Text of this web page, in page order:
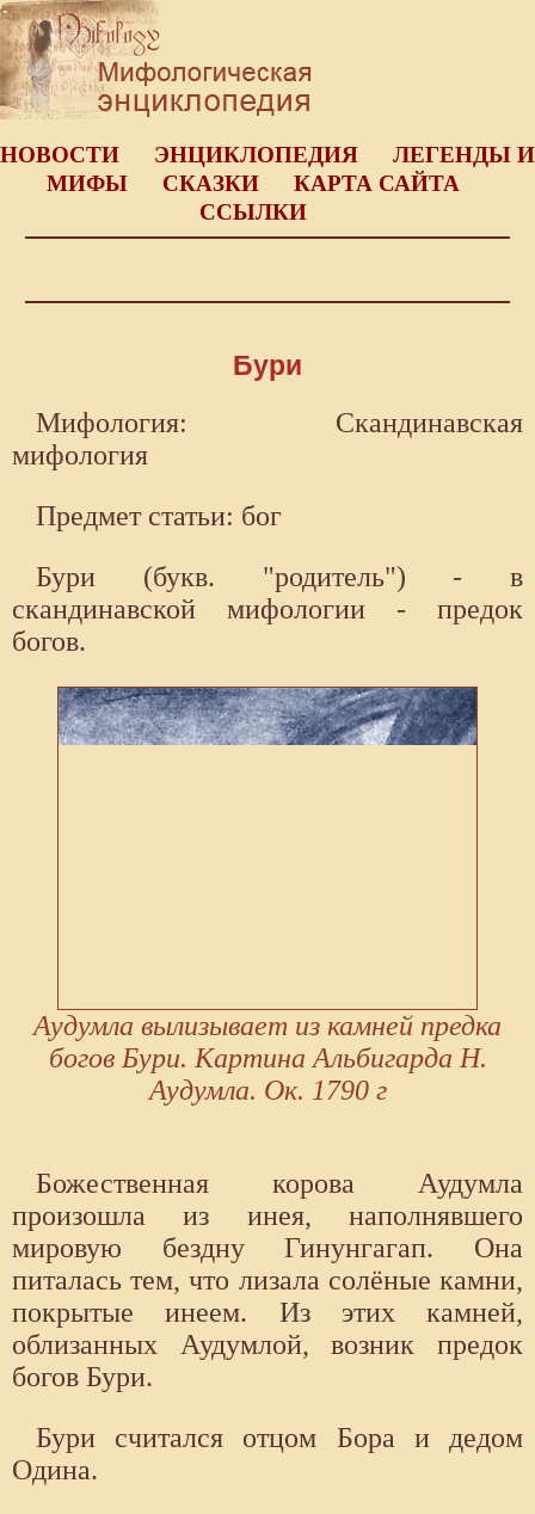
НОВОСТИ ЭНЦИКЛОПЕДИЯ
ЛЕГЕНДЫ И
МИФЫ
СКАЗКИ
КАРТА САЙТА
ССЫЛКИ
Бури
Мифология: Скандинавская
мифология
Предмет статьи: бог
Бури (букв. "родитель") - в
скандинавской мифологии - предок
богов.
Аудумла вылизывает из камней предка
богов Бури. Картина Альбигарда Н.
Аудумла. Ок. 1790 г
Божественная корова Аудумла
произошла из инея, наполнявшего
мировую бездну Гинунгагап. Она
питалась тем, что лизала солёные камни,
покрытые инеем. Из этих камней,
облизанных Аудумлой, возник предок
богов Бури.
Бури считался отцом Бора и дедом
Одина.